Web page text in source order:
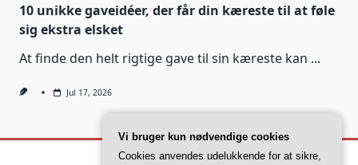
10 unikke gaveidéer, der får din kæreste til at føle
sig ekstra elsket
At finde den helt rigtige gave til sin kæreste kan ...
Jul 17, 2026
Vi bruger kun nødvendige cookies
Cookies anvendes udelukkende for at sikre,